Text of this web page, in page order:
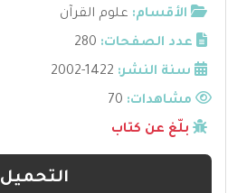
الأقسام: علوم القرآن
عدد الصفحات: 280
سنة النشر: 1422-2002
مشاهدات:
بلّغ عن كتاب
التحميل